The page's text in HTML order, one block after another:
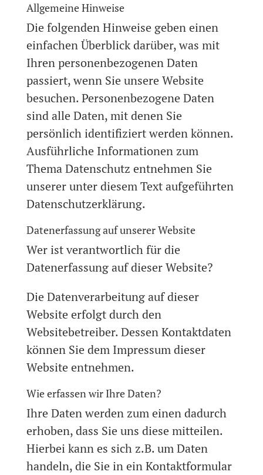
Allgemeine Hinweise
Die folgenden Hinweise geben einen
einfachen Überblick darüber, was mit
Ihren personenbezogenen Daten
passiert, wenn Sie unsere Website
besuchen. Personenbezogene Daten
sind alle Daten, mit denen Sie
persönlich identifiziert werden können.
Ausführliche Informationen zum
Thema Datenschutz entnehmen Sie
unserer unter diesem Text aufgeführten
Datenschutzerklärung.
Datenerfassung auf unserer Website
Wer ist verantwortlich für die
Datenerfassung auf dieser Website?
Die Datenverarbeitung auf dieser
Website erfolgt durch den
Websitebetreiber. Dessen Kontaktdaten
können Sie dem Impressum dieser
Website entnehmen.
Wie erfassen wir Ihre Daten?
Ihre Daten werden zum einen dadurch
erhoben, dass Sie uns diese mitteilen.
Hierbei kann es sich z.B. um Daten
handeln, die Sie in ein Kontaktformular